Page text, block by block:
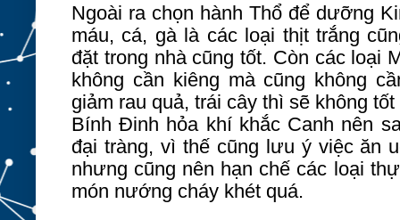
Ngoài ra chọn hành Thổ để dưỡng
máu, cá, gà là các loại thịt trắng
đặt trong nhà cũng tốt. Còn các loại
không cần kiêng mà cũng không
giảm rau quả, trái cây thì sẽ không
Bính Đinh hỏa khí khắc Canh nên
đại tràng, vì thế cũng lưu ý việc ăn
nhưng cũng nên hạn chế các loại
món nướng cháy khét quá.